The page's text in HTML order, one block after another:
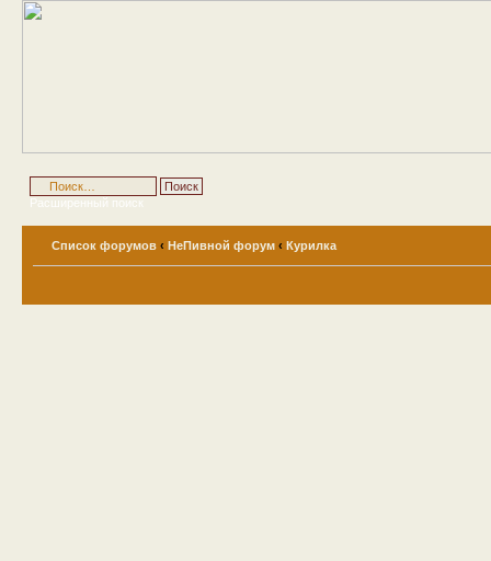
Расширенный поиск
Список форумов ‹ НеПивной форум ‹ Курилка